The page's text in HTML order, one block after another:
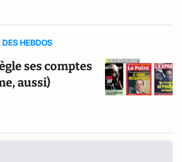
DES HEBDOS
ses comptes
aussi)